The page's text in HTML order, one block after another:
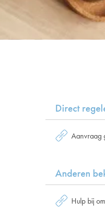
Direct
Aanvraag
Anderen
Hulp bij